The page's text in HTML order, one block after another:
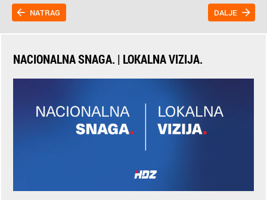
NATRAG DALJE
NACIONALNA SNAGA. | LOKALNA VIZIJA.